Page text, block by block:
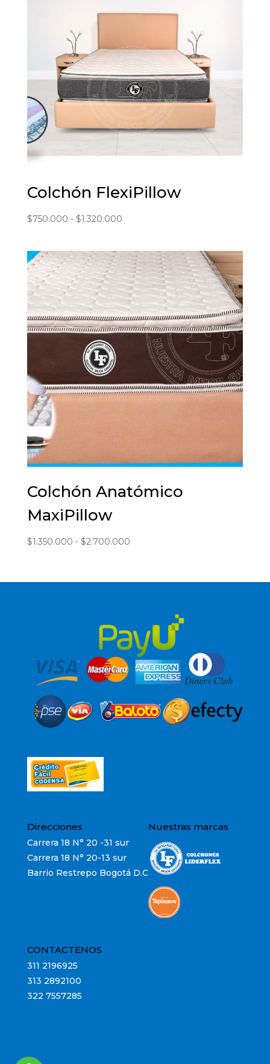
Colchón FlexiPillow
$750.000 - $1.320.000Rango
desde
$750.000
hasta
$1.320.000
Colchón Anatómico
MaxiPillow
$1.350.000 - $2.700.000Rango
desde
$2.700.000
Direcciones
Carrera 18 N° 20 -31 sur
Carrera 18 N° 20-13 sur
Barrio Restrepo Bogotá D.C
Nuestras marcas
CONTACTENOS
311 2196925
313 2892100
322 7557285